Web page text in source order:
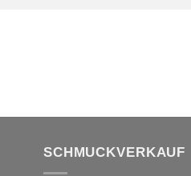
SCHMUCKVERKAUF